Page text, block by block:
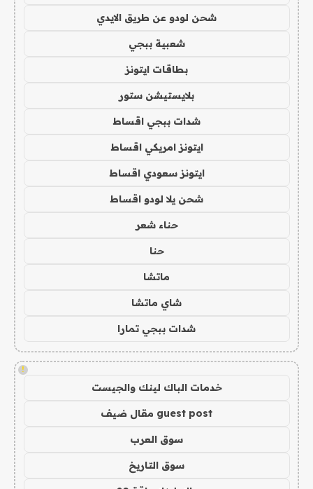
شحن لودو عن طريق الايدي
شعبية ببجي
بطاقات ايتونز
بلايستيشن ستور
شدات ببجي اقساط
ايتونز امريكي اقساط
ايتونز سعودي اقساط
شحن يلا لودو اقساط
حناء شعر
حنا
ماتشا
شاي ماتشا
شدات ببجي تمارا
!
خدمات الباك لينك والجيست
guest post مقال ضيف
سوق العرب
سوق التاريخ